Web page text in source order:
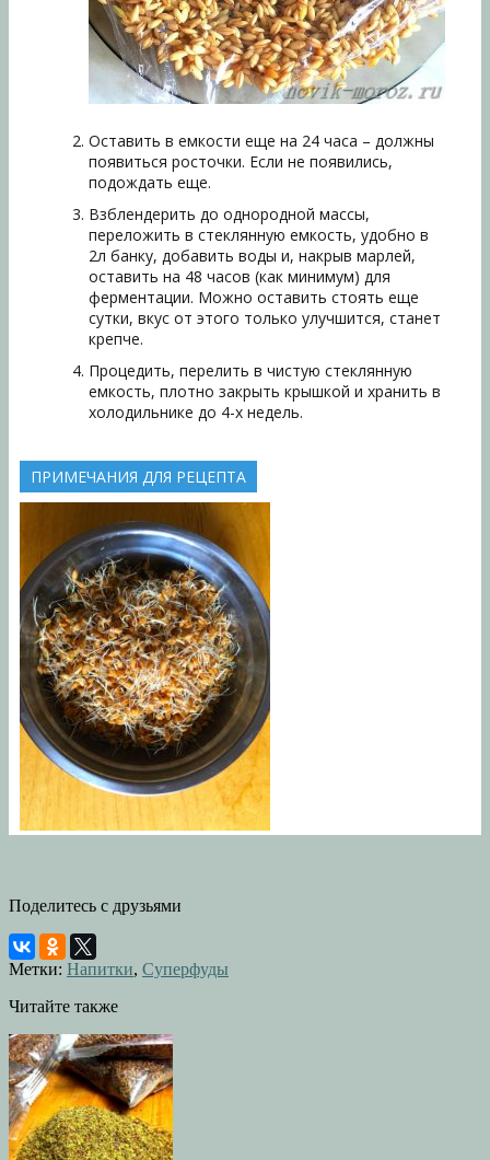
Оставить в емкости еще на 24 часа – должны
появиться росточки. Если не появились,
подождать еще.
Взблендерить до однородной массы,
переложить в стеклянную емкость, удобно в
2л банку, добавить воды и, накрыв марлей,
оставить на 48 часов (как минимум) для
ферментации. Можно оставить стоять еще
сутки, вкус от этого только улучшится, станет
крепче.
Процедить, перелить в чистую стеклянную
емкость, плотно закрыть крышкой и хранить в
холодильнике до 4-х недель.
ПРИМЕЧАНИЯ ДЛЯ РЕЦЕПТА
Поделитесь с друзьями
Метки: Напитки, Суперфуды
Читайте также